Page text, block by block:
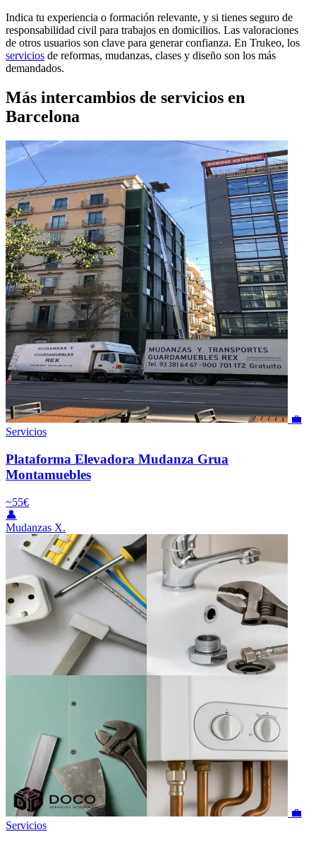
Indica tu experiencia o formación relevante, y si tienes seguro de
responsabilidad civil para trabajos en domicilios. Las valoraciones
de otros usuarios son clave para generar confianza. En Trukeo, los
servicios de reformas, mudanzas, clases y diseño son los más
demandados.
Más intercambios de servicios en
Barcelona
💼
Servicios
Plataforma Elevadora Mudanza Grua
Montamuebles
~55€
👤
Mudanzas X.
💼
Servicios